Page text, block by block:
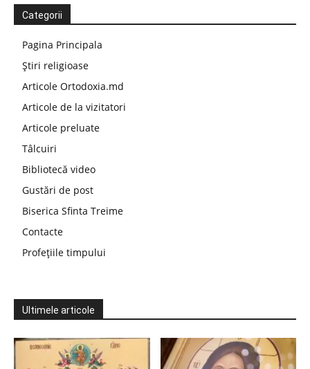
Categorii
Pagina Principala
Știri religioase
Articole Ortodoxia.md
Articole de la vizitatori
Articole preluate
Tâlcuiri
Bibliotecă video
Gustări de post
Biserica Sfinta Treime
Contacte
Profețiile timpului
Ultimele articole